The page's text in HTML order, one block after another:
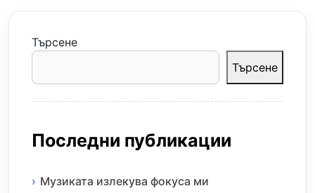
Търсене
Търсене
Последни публикации
Музиката излекува фокуса ми